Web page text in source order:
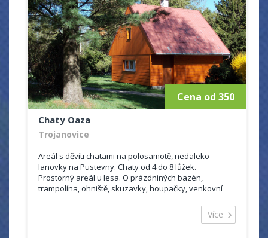
Cena od 350
Chaty Oaza
Trojanovice
Areál s děvíti chatami na polosamotě, nedaleko
lanovky na Pustevny. Chaty od 4 do 8 lůžek.
Prostorný areál u lesa. O prázdniných bazén,
trampolína, ohniště, skuzavky, houpačky, venkovní
Více